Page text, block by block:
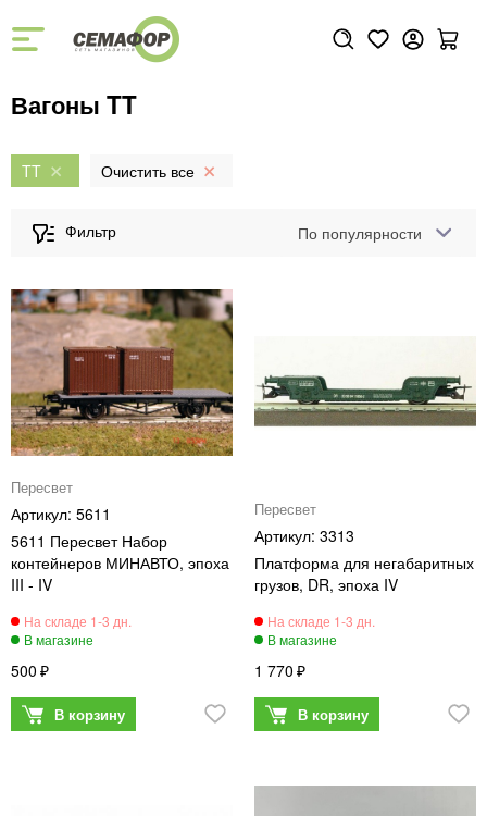
Вагоны TT
TT
По популярности
Пересвет
5611
5611 Пересвет Набор
контейнеров МИНАВТО, эпоха
III - IV
500
Пересвет
3313
Платформа для негабаритных
грузов, DR, эпоха IV
1 770